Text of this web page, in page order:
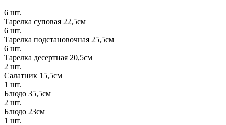
6 шт.
Тарелка суповая 22,5см
6 шт.
Тарелка подстановочная 25,5см
6 шт.
Тарелка десертная 20,5см
2 шт.
Салатник 15,5см
1 шт.
Блюдо 35,5см
2 шт.
Блюдо 23см
1 шт.